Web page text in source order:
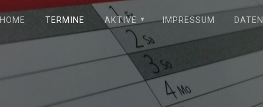
HOME TERMINE AKTIVE IMPRESSUM